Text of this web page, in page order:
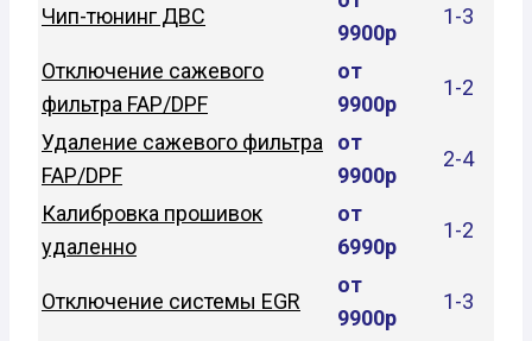
Чип-тюнинг ДВС
9900р
1-3
Отключение сажевого
фильтра FAP/DPF
от
9900р
1-2
Удаление сажевого фильтра
FAP/DPF
от
9900р
2-4
Калибровка прошивок
удаленно
от
6990р
1-2
Отключение системы EGR
от
9900р
1-3